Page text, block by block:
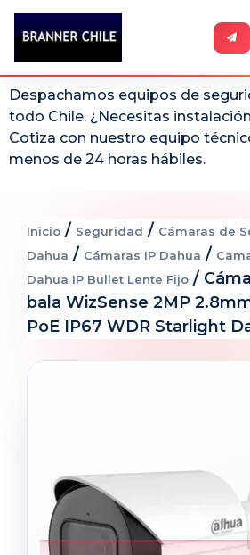
Despachamos equipos de
todo Chile. ¿Necesitas
Cotiza con nuestro equipo
menos de 24 horas hábiles.
Inicio / Seguridad / Cámaras de
Dahua / Cámaras IP Dahua /
Dahua IP Bullet Lente Fijo /
bala WizSense 2MP
PoE IP67 WDR Starlight